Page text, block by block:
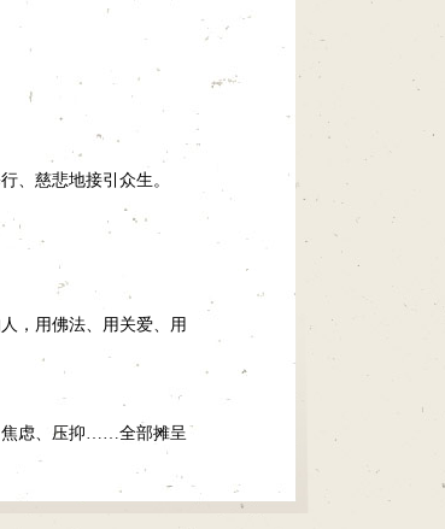
、慈悲地接引众生。
，用佛法、用关爱、用
焦虑、压抑……全部摊呈